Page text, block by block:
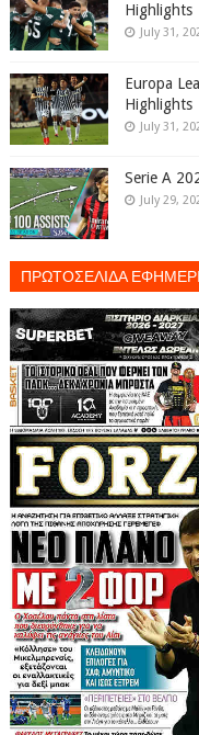
Highlights
July 31,
Europa
Highlights
July 31,
Serie A
July 29,
ΠΡΩΤΟΣΕΛΙΔΑ